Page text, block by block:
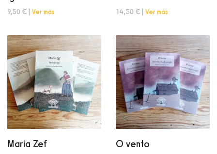
9,50 € | Ver más 14,50 € | Ver más
Maria Zef O vento